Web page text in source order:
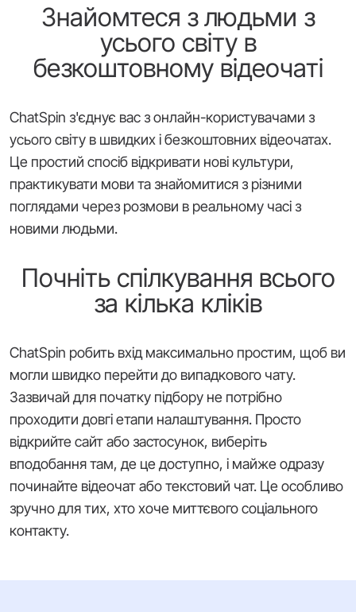
Знайомтеся з людьми з
усього світу в
безкоштовному відеочаті
ChatSpin з'єднує вас з онлайн-користувачами з
усього світу в швидких і безкоштовних відеочатах.
Це простий спосіб відкривати нові культури,
практикувати мови та знайомитися з різними
поглядами через розмови в реальному часі з
новими людьми.
Почніть спілкування всього
за кілька кліків
ChatSpin робить вхід максимально простим, щоб ви
могли швидко перейти до випадкового чату.
Зазвичай для початку підбору не потрібно
проходити довгі етапи налаштування. Просто
відкрийте сайт або застосунок, виберіть
вподобання там, де це доступно, і майже одразу
починайте відеочат або текстовий чат. Це особливо
зручно для тих, хто хоче миттєвого соціального
контакту.